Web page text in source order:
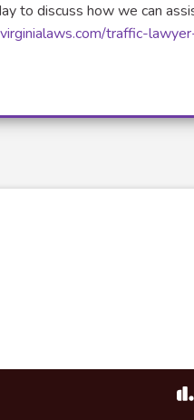
to discuss how we can
traffic-